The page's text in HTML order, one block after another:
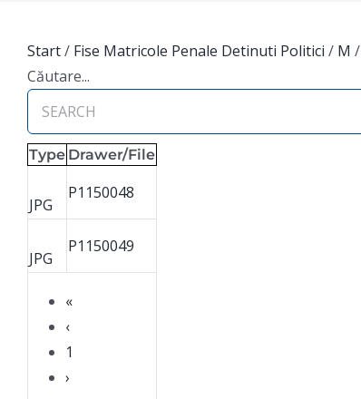
Start/ Fise Matricole Penale Detinuti Politici / M /
Căutare...
Type Drawer/File
«
‹
1
›
JPG
P1150048
JPG
P1150049